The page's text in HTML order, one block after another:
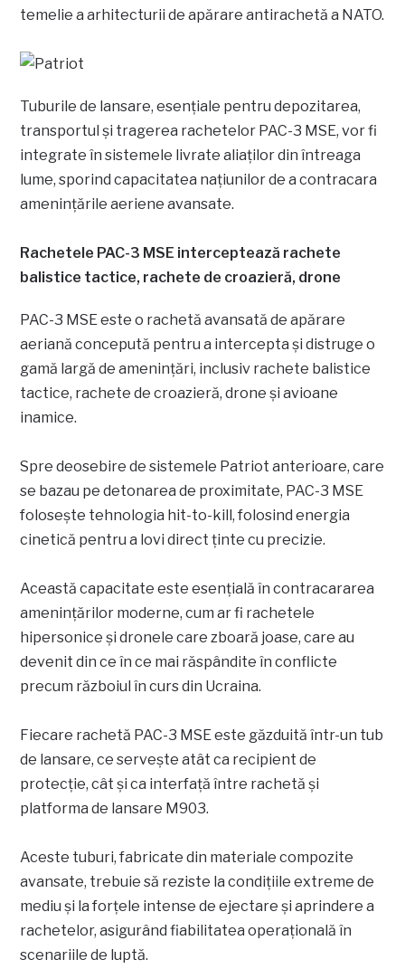
temelie a arhitecturii de apărare antirachetă a NATO.
Tuburile de lansare, esențiale pentru depozitarea,
transportul și tragerea rachetelor PAC-3 MSE, vor fi
integrate în sistemele livrate aliaților din întreaga
lume, sporind capacitatea națiunilor de a contracara
amenințările aeriene avansate.
Rachetele PAC-3 MSE interceptează rachete
balistice tactice, rachete de croazieră, drone
PAC-3 MSE este o rachetă avansată de apărare
aeriană concepută pentru a intercepta și distruge o
gamă largă de amenințări, inclusiv rachete balistice
tactice, rachete de croazieră, drone și avioane
inamice.
Spre deosebire de sistemele Patriot anterioare, care
se bazau pe detonarea de proximitate, PAC-3 MSE
folosește tehnologia hit-to-kill, folosind energia
cinetică pentru a lovi direct ținte cu precizie.
Această capacitate este esențială în contracararea
amenințărilor moderne, cum ar fi rachetele
hipersonice și dronele care zboară joase, care au
devenit din ce în ce mai răspândite în conflicte
precum războiul în curs din Ucraina.
Fiecare rachetă PAC-3 MSE este găzduită într-un tub
de lansare, ce servește atât ca recipient de
protecție, cât și ca interfață între rachetă și
platforma de lansare M903.
Aceste tuburi, fabricate din materiale compozite
avansate, trebuie să reziste la condițiile extreme de
mediu și la forțele intense de ejectare și aprindere a
rachetelor, asigurând fiabilitatea operațională în
scenariile de luptă.